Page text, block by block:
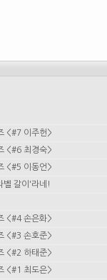
<#7 이주헌>
<#6 최경숙>
<#5 이동언>
벨 갈이'라네!
<#4 손은화>
<#3 손호준>
<#2 하태준>
<#1 최도은>